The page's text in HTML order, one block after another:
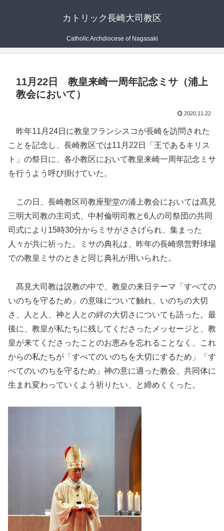
カトリック長崎大司教区
Catholic Archdiocese of Nagasaki
11月22日 教皇来崎一周年記念ミサ（浦上
教会において）
2020.11.22
昨年11月24日に教皇フランシスコが長崎を訪問された
ことを記念し、長崎教区では11月22日「王であるキリス
ト」の祭日に、各小教区において教皇来崎一周年記念ミサ
を行うよう呼び掛けていた。
この日、長崎教区司教座聖堂の浦上教会においては髙見
三明大司教の主司式、中村倫明司教と6人の司祭団の共同
司式により15時30分からミサがささげられ、集まった
人々が共に祈った。ミサの典礼は、昨年の長崎県営野球場
での教皇ミサのときと同じ典礼が用いられた。
髙見大司教は説教の中で、教皇の来日テーマ「すべての
いのちを守るため」の意味について触れ、いのちの大切
さ、人と人、神と人との絆の大切さについても語った。最
後に、教皇が私たちに残してくださったメッセージと、教
皇が来てくださったことのお恵みを忘れることなく、これ
からの私たちが「すべてのいのちを大切にするため」「す
べてのいのちを守るため」神の意に適った教会、共同体に
生まれ変わっていくよう祈りたい、と締めくくった。